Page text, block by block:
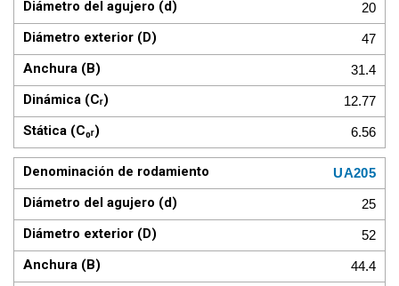
20
47
31.4
12.77
6.56
UA205
25
52
44.4